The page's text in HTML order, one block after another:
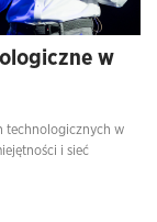
w
technologicznych w
i sieć